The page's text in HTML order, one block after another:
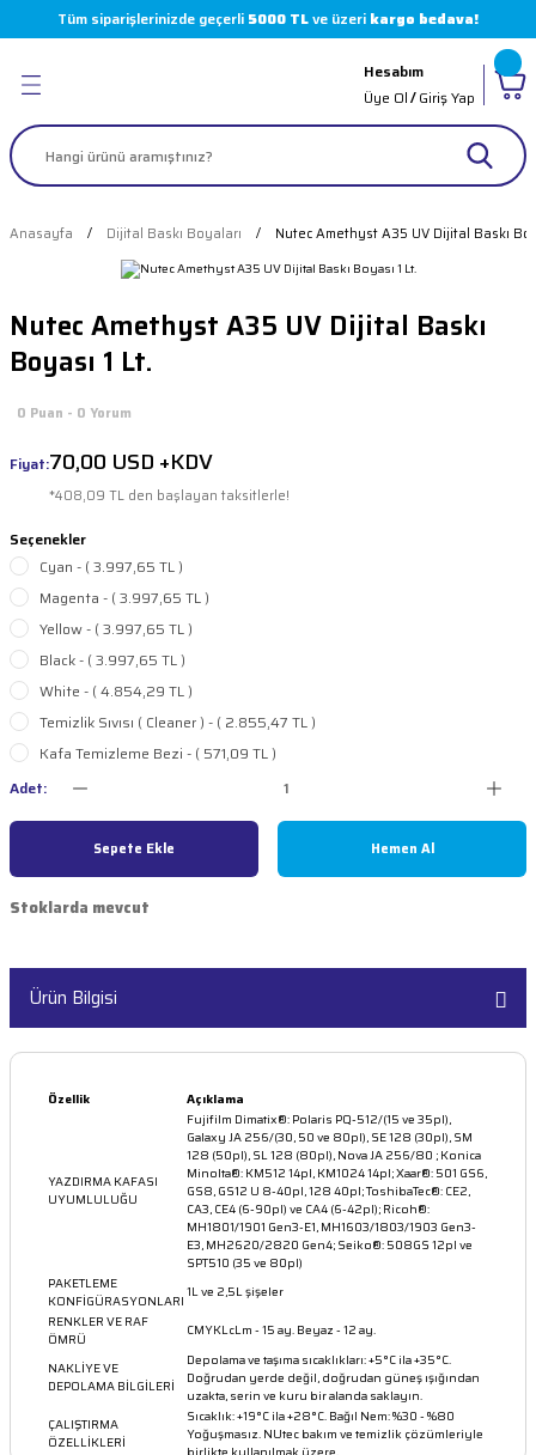
Tüm siparişlerinizde geçerli 5000 TLve üzeri kargo bedava!
Geri Dön
Geri Dön
Geri Dön
Şeritler
Geri Dön
)
Parçaları
Makinesi Parçaları
Parçaları
Parçaları
Parçaları
Parçaları
Parçaları
Parçaları
Makinesi Parçaları
Makinesi Parçaları
Hesabım
Üye Ol/Giriş Yap
Anasayfa Dijital Baskı Boyaları Nutec Amethyst A35 UV Dijital Baskı
Nutec Amethyst A35 UV Dijital Baskı
Boyası 1 Lt.
0 Puan - 0 Yorum
Fiyat:70,00 USD +KDV
*408,09 TL den başlayan taksitlerle!
Seçenekler
Cyan - ( 3.997,65 TL )
Magenta - ( 3.997,65 TL )
Yellow - ( 3.997,65 TL )
Black - ( 3.997,65 TL )
White - ( 4.854,29 TL )
Temizlik Sıvısı ( Cleaner ) - ( 2.855,47 TL )
Kafa Temizleme Bezi - ( 571,09 TL )
Adet:
Sepete Ekle Hemen Al
Stoklarda mevcut
Ürün Bilgisi
Özellik Açıklama
YAZDIRMA KAFASI
UYUMLULUĞU
Fujifilm Dimatix®: Polaris PQ-512/(15 ve 35pl),
Galaxy JA 256/(30, 50 ve 80pl), SE 128 (30pl), SM
128 (50pl), SL 128 (80pl), Nova JA 256/80 ; Konica
Minolta®: KM512 14pl, KM1024 14pl; Xaar®: 501 GS6,
GS8, GS12 U 8-40pl, 128 40pl; ToshibaTec®: CE2,
CA3, CE4 (6-90pl) ve CA4 (6-42pl); Ricoh®:
MH1801/1901 Gen3-E1, MH1603/1803/1903 Gen3-
E3, MH2620/2820 Gen4; Seiko®: 508GS 12pl ve
SPT510 (35 ve 80pl)
PAKETLEME
KONFİGÜRASYONLARI1L ve 2,5L şişeler
RENKLER VE RAF
ÖMRÜ
CMYKLcLm - 15 ay. Beyaz - 12 ay.
NAKLİYE VE
DEPOLAMA BİLGİLERİ
Depolama ve taşıma sıcaklıkları: +5°C ila +35°C.
Doğrudan yerde değil, doğrudan güneş ışığından
uzakta, serin ve kuru bir alanda saklayın.
ÇALIŞTIRMA
ÖZELLİKLERİ
Sıcaklık: +19°C ila +28°C. Bağıl Nem: %30 - %80
Yoğuşmasız. NUtec bakım ve temizlik çözümleriyle